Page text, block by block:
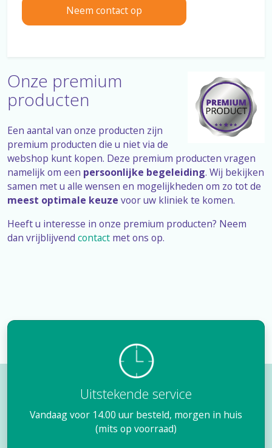
Neem contact op
Onze premium
producten
Een aantal van onze producten zijn
premium producten die u niet via de
webshop kunt kopen. Deze premium producten vragen
namelijk om een persoonlijke begeleiding. Wij bekijken
samen met u alle wensen en mogelijkheden om zo tot de
meest optimale keuze voor uw kliniek te komen.
Heeft u interesse in onze premium producten? Neem
dan vrijblijvend contact met ons op.
Uitstekende service
Vandaag voor 14.00 uur besteld, morgen in huis
(mits op voorraad)